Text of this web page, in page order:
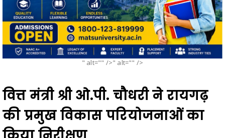
" alt="" />" alt="" />
वित्त मंत्री श्री ओ.पी. चौधरी ने रायगढ़
की प्रमुख विकास परियोजनाओं का